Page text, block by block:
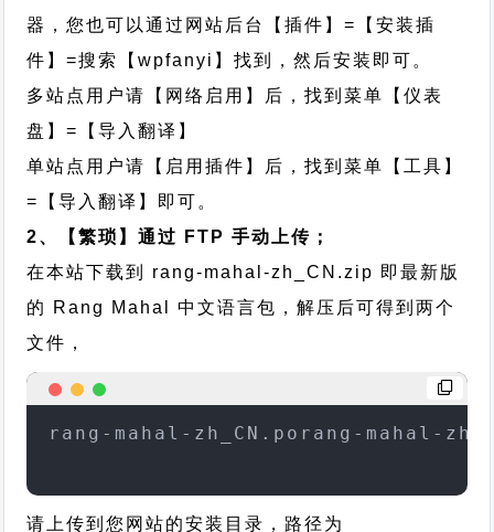
器，您也可以通过网站后台【插件】=【安装插
件】=搜索【wpfanyi】找到，然后安装即可。
多站点用户请【网络启用】后，找到菜单【仪表
盘】=【导入翻译】
单站点用户请【启用插件】后，找到菜单【工具】
=【导入翻译】即可。
2、【繁琐】通过 FTP 手动上传；
在本站下载到 rang-mahal-zh_CN.zip 即最新版
的 Rang Mahal 中文语言包，解压后可得到两个
文件，
rang-mahal-zh_CN.porang-mahal-
请上传到您网站的安装目录，路径为